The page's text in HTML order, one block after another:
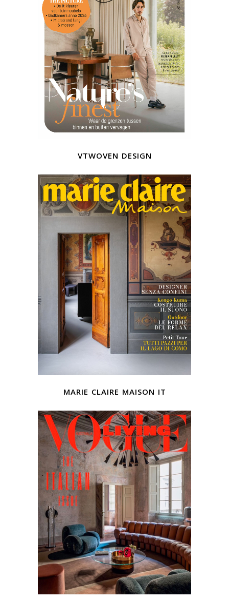
vtwoven design
marie claire maison it